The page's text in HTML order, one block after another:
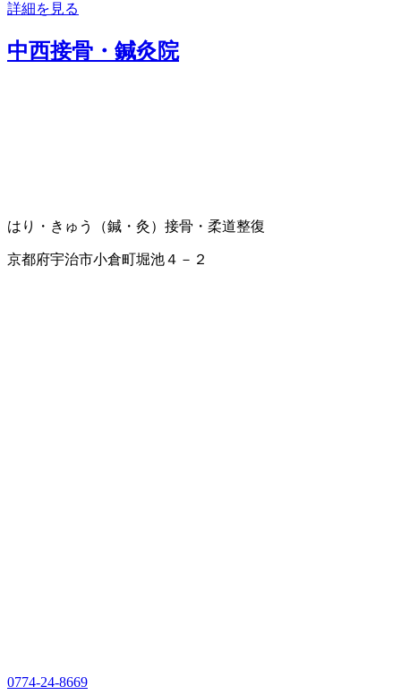
詳細を見る
中西接骨・鍼灸院
はり・きゅう（鍼・灸） 接骨・柔道整復
京都府宇治市小倉町堀池４－２
0774-24-8669